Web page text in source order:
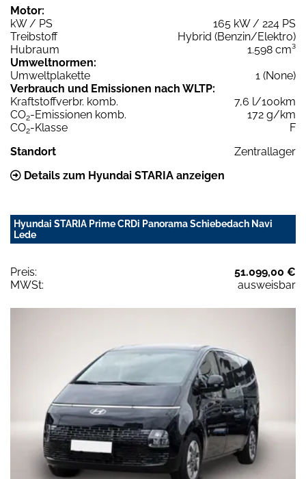
Motor:
kW / PS
165 kW / 224 PS
Treibstoff
Hybrid (Benzin/Elektro)
Hubraum
1.598 cm³
Umweltnormen:
Umweltplakette
1 (None)
Verbrauch und Emissionen nach WLTP:
Kraftstoffverbr. komb.
7,6 l/100km
CO2-Emissionen komb.
172 g/km
CO2-Klasse
F
Standort
Zentrallager
Details zum Hyundai STARIA anzeigen
Hyundai STARIA Prime CRDi Panorama Schiebedach Navi
Lede
Preis:
51.099,00 €
MWSt:
ausweisbar